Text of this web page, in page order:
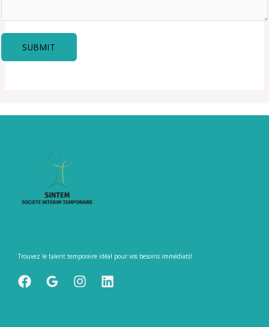
SUBMIT
Trouvez le talent temporaire idéal pour vos besoins immédiats!